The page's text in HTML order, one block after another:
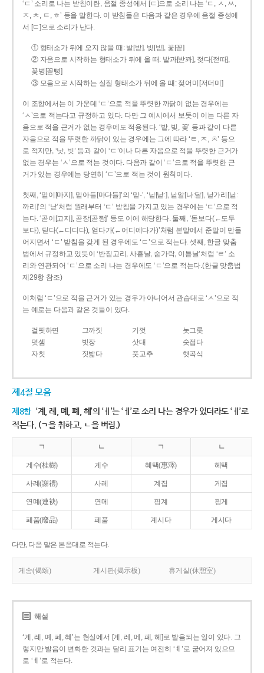
‘ㄷ’ 소리로 나는 받침이란, 음절 종성에서 [ㄷ]으로 소리 나는 ‘ㄷ, ㅅ, ㅆ,
ㅈ, ㅊ, ㅌ, ㅎ’ 등을 말한다. 이 받침들은 다음과 같은 경우에 음절 종성에
서 [ㄷ]으로 소리가 난다.
① 형태소가 뒤에 오지 않을 때: 밭[받], 빚[빋], 꽃[꼳]
② 자음으로 시작하는 형태소가 뒤에 올 때: 밭과[받꽈], 젖다[젇따],
꽃병[꼳뼝]
③ 모음으로 시작하는 실질 형태소가 뒤에 올 때: 젖어미[저더미]
이 조항에서는 이 가운데 ‘ㄷ’으로 적을 뚜렷한 까닭이 없는 경우에는
‘ㅅ’으로 적는다고 규정하고 있다. 다만 그 예시에서 보듯이 이는 다른 자
음으로 적을 근거가 없는 경우에도 적용된다. ‘밭, 빚, 꽃’ 등과 같이 다른
자음으로 적을 뚜렷한 까닭이 있는 경우에는 그에 따라 ‘ㅌ, ㅈ, ㅊ’ 등으
로 적지만, ‘낫, 빗’ 등과 같이 ‘ㄷ’이나 다른 자음으로 적을 뚜렷한 근거가
없는 경우는 ‘ㅅ’으로 적는 것이다. 다음과 같이 ‘ㄷ’으로 적을 뚜렷한 근
거가 있는 경우에는 당연히 ‘ㄷ’으로 적는 것이 원칙이다.
첫째, ‘맏이[마지], 맏아들[마다들]’의 ‘맏-’, ‘낟[낟ː], 낟알[나ː달], 낟가리[낟ː
까리]’의 ‘낟’처럼 원래부터 ‘ㄷ’ 받침을 가지고 있는 경우에는 ‘ㄷ’으로 적
는다. ‘곧이[고지], 곧장[곧짱]’ 등도 이에 해당한다. 둘째, ‘돋보다(←도두
보다), 딛다(←디디다), 얻다가(←어디에다가)’처럼 본말에서 준말이 만들
어지면서 ‘ㄷ’ 받침을 갖게 된 경우에도 ‘ㄷ’으로 적는다. 셋째, 한글 맞춤
법에서 규정하고 있듯이 ‘반짇고리, 사흗날, 숟가락, 이튿날’처럼 ‘ㄹ’ 소
리와 연관되어 ‘ㄷ’으로 소리 나는 경우에도 ‘ㄷ’으로 적는다.(한글 맞춤법
제29항 참조)
이처럼 ‘ㄷ’으로 적을 근거가 있는 경우가 아니어서 관습대로 ‘ㅅ’으로 적
는 예로는 다음과 같은 것들이 있다.
걸핏하면 그까짓 기껏
놋그릇
덧셈
빗장 삿대
숫접다
자칫
짓밟다 풋고추 햇곡식
제4절 모음
제8항 ‘계, 례, 몌, 폐, 혜’의 ‘ㅖ’는 ‘ㅔ’로 소리 나는 경우가 있더라도 ‘ㅖ’로
적는다. (ㄱ을 취하고, ㄴ을 버림.)
ㄱ ㄴ ㄱ ㄴ
계수(桂樹) 게수 혜택(惠澤) 헤택
사례(謝禮) 사레 계집 게집
연몌(連袂) 연메 핑계 핑게
폐품(廢品) 페품 계시다 게시다
다만, 다음 말은 본음대로 적는다.
게송(偈頌) 게시판(揭示板) 휴게실(休憩室)
해설
‘계, 례, 몌, 폐, 혜’는 현실에서 [게, 레, 메, 페, 헤]로 발음되는 일이 있다. 그
렇지만 발음이 변화한 것과는 달리 표기는 여전히 ‘ㅖ’로 굳어져 있으므
로 ‘ㅖ’로 적는다.